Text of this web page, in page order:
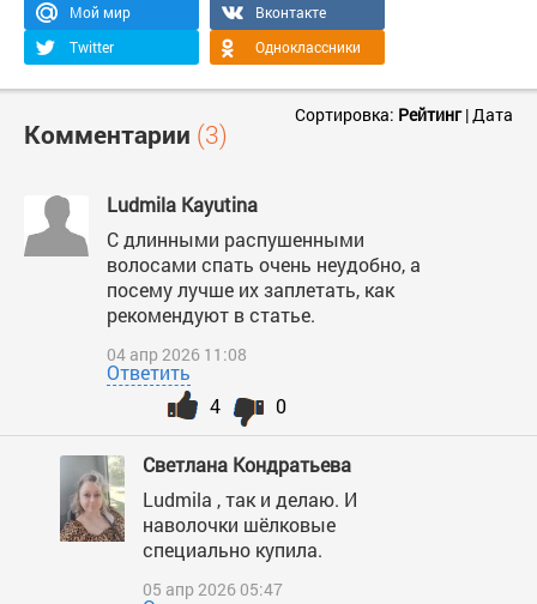
Мой мир
Вконтакте
Twitter
Одноклассники
Комментарии (3)
Сортировка: Рейтинг| Дата
Ludmila Kayutina
С длинными распушенными
волосами спать очень неудобно, а
посему лучше их заплетать, как
рекомендуют в статье.
04 апр 2026 11:08
Ответить
0
4
Светлана Кондратьева
Ludmila , так и делаю. И
наволочки шёлковые
специально купила.
05 апр 2026 05:47